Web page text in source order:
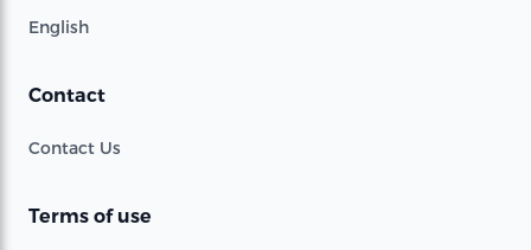
English
Contact
Contact Us
Terms of use